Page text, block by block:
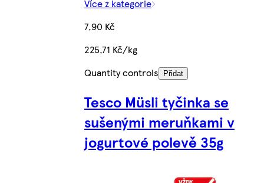
Více z kategorie
7,90 Kč
225,71 Kč/kg
Quantity controls
Přidat
Tesco Müsli tyčinka se
sušenými meruňkami v
jogurtové polevě 35g